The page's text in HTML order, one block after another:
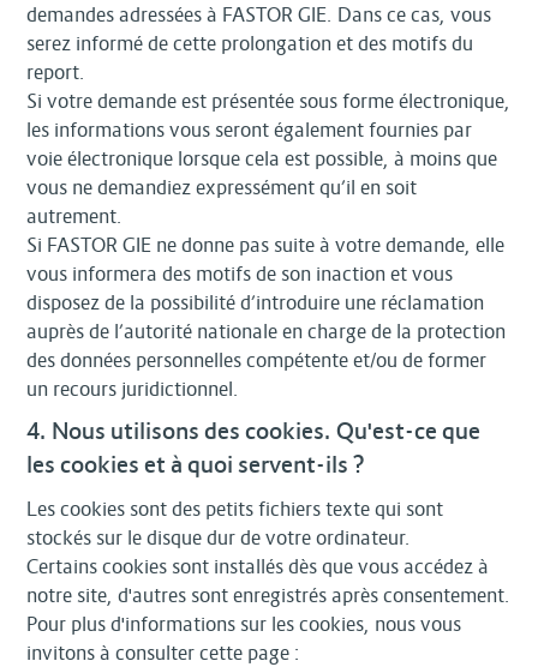
demandes adressées à FASTOR GIE. Dans ce cas, vous
serez informé de cette prolongation et des motifs du
report.
Si votre demande est présentée sous forme électronique,
les informations vous seront également fournies par
voie électronique lorsque cela est possible, à moins que
vous ne demandiez expressément qu’il en soit
autrement.
Si FASTOR GIE ne donne pas suite à votre demande, elle
vous informera des motifs de son inaction et vous
disposez de la possibilité d’introduire une réclamation
auprès de l’autorité nationale en charge de la protection
des données personnelles compétente et/ou de former
un recours juridictionnel.
4. Nous utilisons des cookies. Qu'est-ce que
les cookies et à quoi servent-ils ?
Les cookies sont des petits fichiers texte qui sont
stockés sur le disque dur de votre ordinateur.
Certains cookies sont installés dès que vous accédez à
notre site, d'autres sont enregistrés après consentement.
Pour plus d'informations sur les cookies, nous vous
invitons à consulter cette page :